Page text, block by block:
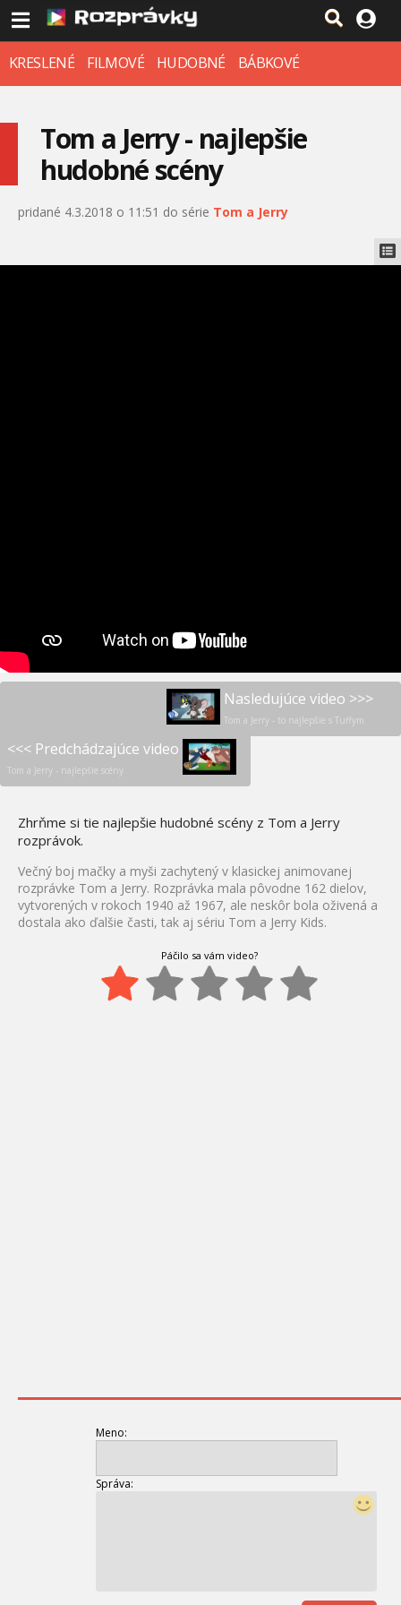
KRESLENÉ FILMOVÉ HUDOBNÉ BÁBKOVÉ
Tom a Jerry - najlepšie
hudobné scény
pridané 4.3.2018 o 11:51 do série Tom a Jerry
Nasledujúce video >>>
Tom a Jerry - to najlepšie s Tuffym
<<< Predchádzajúce video
Tom a Jerry - najlepšie scény
Zhrňme si tie najlepšie hudobné scény z Tom a Jerry
rozprávok.
Večný boj mačky a myši zachytený v klasickej animovanej
rozprávke Tom a Jerry. Rozprávka mala pôvodne 162 dielov,
vytvorených v rokoch 1940 až 1967, ale neskôr bola oživená a
dostala ako ďalšie časti, tak aj sériu Tom a Jerry Kids.
Páčilo sa vám video?
Meno:
Správa: